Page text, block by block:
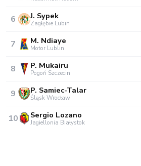
6 J. Sypek
Zagłębie Lubin
7 M. Ndiaye
Motor Lublin
8 P. Mukairu
Pogoń Szczecin
9 P. Samiec-Talar
Śląsk Wrocław
10 Sergio Lozano
Jagiellonia Białystok